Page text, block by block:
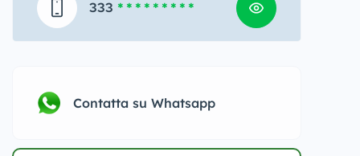
333 * * * * * * * * *
Contatta su Whatsapp